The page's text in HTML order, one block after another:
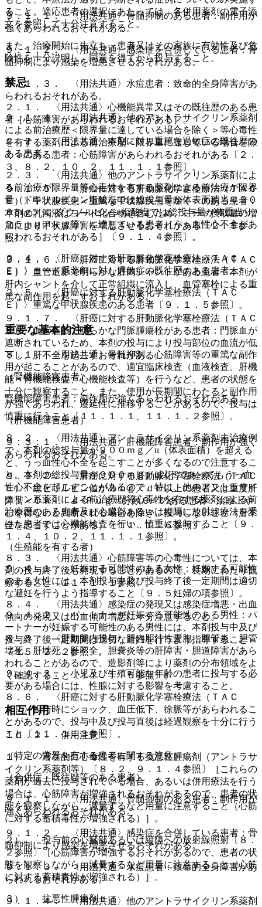
９．１．１． 〈用法共通〉骨髄抑制のある患者：副作用が
強くあらわれるおそれがある。
９．１．２． 〈用法共通〉感染症を合併している患者：骨
髄抑制により感染を増悪させるおそれがある。
９．１．３． 〈用法共通〉水痘患者：致命的全身障害があ
らわれるおそれがある。
９．１．４． 〈用法共通〉他のアントラサイクリン系薬剤
による前治療歴＜限界量に達している場合を除く＞等心毒性
を有する薬剤による前治療歴＜限界量に達している場合を除
く＞のある患者：心筋障害があらわれるおそれがある〔２．
３、８．２、１０．２、１１．１．１参照〕。
９．１．５． 〈肝癌に対する肝動脈化学塞栓療法（ＴＡＣ
Ｅ）〉甲状腺疾患＜重篤な甲状腺疾患を除く＞のある患者：
本剤の乳濁液はヨード化合物を含むため、ヨード摂取量の増
加により甲状腺障害を増悪させるおそれがある〔２．５参
照〕。
９．１．６． 〈肝癌に対する肝動脈化学塞栓療法（ＴＡＣ
Ｅ）〉血管造影で明らかな肝内シャントがある患者：本剤が
肝内シャントを介して正常組織に流入し、血管塞栓による重
篤な副作用を起こすおそれがある。
９．１．７． 〈肝癌に対する肝動脈化学塞栓療法（ＴＡＣ
Ｅ）〉血管造影で明らかな門脈腫瘍栓がある患者：門脈血が
遮断されているため、本剤の投与により投与部位の血流が低
下し、肝不全を起こすおそれがある。
（腎機能障害患者）
腎機能障害患者：副作用が強くあらわれるおそれがある。
（肝機能障害患者）
９．３．１． 〈用法共通〉肝機能障害患者：副作用が強く
あらわれるおそれがある。
９．３．２． 〈肝癌に対する肝動脈化学塞栓療法（ＴＡＣ
Ｅ）〉総ビリルビン値が３ｍｇ／ｄＬ以上の患者又は重度肝
障害＜Ｃｈｉｌｄ−Ｐｕｇｈ分類Ｃ＞のある患者：治療上や
むを得ないと判断される場合を除き、投与しないこと（肝不
全を起こすことがある）〔１１．１．６参照〕。
（生殖能を有する者）
９．４．１． 妊娠する可能性のある女性：妊娠する可能性
のある女性には、本剤投与中及び投与終了後一定期間は適切
な避妊を行うよう指導すること〔９．５妊婦の項参照〕。
９．４．２． パートナーが妊娠する可能性のある男性：パ
ートナーが妊娠する可能性のある男性には、本剤投与中及び
投与終了後一定期間は適切な避妊を行うよう指導すること
〔１５．２．２参照〕。
９．４．３． 小児及び生殖可能な年齢の患者に投与する必
要がある場合には、性腺に対する影響を考慮すること。
相互作用
１０．２． 併用注意：
１）． 潜在的に心毒性を有する抗悪性腫瘍剤（アントラサ
イクリン系薬剤等）〔８．２、９．１．４参照〕［これらの
薬剤が過去に投与されている場合、あるいは併用療法を行う
場合は、心筋障害が増強されるおそれがあるので、患者の状
態を観察しながら、減量するなど用量に注意すること（心筋
に対する蓄積毒性が増強される）］。
２）． 投与前の心臓部あるいは縦隔への放射線照射〔８．
２参照〕［心筋障害が増強するおそれがあるので、患者の状
態を観察しながら、減量するなど用量に注意すること（心筋
に対する蓄積毒性が増強される）］。
３）． 抗悪性腫瘍剤：
ること。適応患者の選択にあたっては、各併用薬剤の電子添
文を参照して十分注意すること。
また、治療開始に先立ち、患者又はその家族に有効性及び危
険性を十分説明し、同意を得てから投与すること。
禁忌
２．１． 〈用法共通〉心機能異常又はその既往歴のある患
者［心筋障害があらわれるおそれがある］。
２．２． 〈用法共通〉本剤に対し重篤な過敏症の既往歴の
ある患者。
２．３． 〈用法共通〉他のアントラサイクリン系薬剤によ
る前治療が限界量等心毒性を有する薬剤による前治療が限界
量（ドキソルビシン塩酸塩では総投与量が体表面積当り５０
０ｍｇ／u、ダウノルビシン塩酸塩では総投与量が体重当り
２５ｍｇ／ｋｇ等）に達している患者［うっ血性心不全があ
らわれるおそれがある］〔９．１．４参照〕。
２．４． 〈肝癌に対する肝動脈化学塞栓療法（ＴＡＣ
Ｅ）〉ヨード系薬剤に対し過敏症の既往歴のある患者。
２．５． 〈肝癌に対する肝動脈化学塞栓療法（ＴＡＣ
Ｅ）〉重篤な甲状腺疾患のある患者〔９．１．５参照〕。
重要な基本的注意
８．１． 〈用法共通〉骨髄抑制、心筋障害等の重篤な副作
用が起こることがあるので、適宜臨床検査（血液検査、肝機
能・腎機能検査、心機能検査等）を行うなど、患者の状態を
十分に観察すること。また、使用が長期間にわたると副作用
が強くあらわれ、遷延性に推移することがあるので、投与は
慎重に行うこと〔１１．１．１、１１．１．２参照〕。
８．２． 〈用法共通〉アントラサイクリン系薬剤未治療例
で、本剤の総投与量が９００ｍｇ／u（体表面積）を超える
と、うっ血性心不全を起こすことが多くなるので注意するこ
と。本剤の総投与量が９００ｍｇ／u以下であってもうっ血
性心不全を起こすことがあるので、特に、他のアントラサイ
クリン系薬剤による前治療歴等心毒性を有する薬剤による前
治療歴のある患者及び心臓部あるいは縦隔に放射線療法を受
けた患者では心機能検査を行い、慎重に投与すること〔９．
１．４、１０．２、１１．１．１参照〕。
８．３． 〈用法共通〉心筋障害等の心毒性については、本
剤の投与終了後も発現することがあるので、長期にわたり観
察すること〔１１．１．１参照〕。
８．４． 〈用法共通〉感染症の発現又は感染症増悪・出血
傾向の発現又は出血傾向増悪に十分注意すること。
８．５． 〈肝動脈内投与〉肝内胆汁性嚢胞、胆管炎、胆管
壊死、肝壊死、肝不全、胆嚢炎等の肝障害・胆道障害があら
われることがあるので、造影剤等により薬剤の分布領域をよ
く確認すること〔１１．１．６参照〕。
８．６． 〈肝癌に対する肝動脈化学塞栓療法（ＴＡＣ
Ｅ）〉投与時にショック、血圧低下、徐脈等があらわれるこ
とがあるので、投与中及び投与直後は経過観察を十分に行う
こと〔１１．１．３参照〕。
（特定の背景を有する患者に関する注意）
（合併症・既往歴等のある患者）
９．１．１． 〈用法共通〉骨髄抑制のある患者：副作用が
強くあらわれるおそれがある。
９．１．２． 〈用法共通〉感染症を合併している患者：骨
髄抑制により感染を増悪させるおそれがある。
９．１．３． 〈用法共通〉水痘患者：致命的全身障害があ
らわれるおそれがある。
９．１．４． 〈用法共通〉他のアントラサイクリン系薬剤